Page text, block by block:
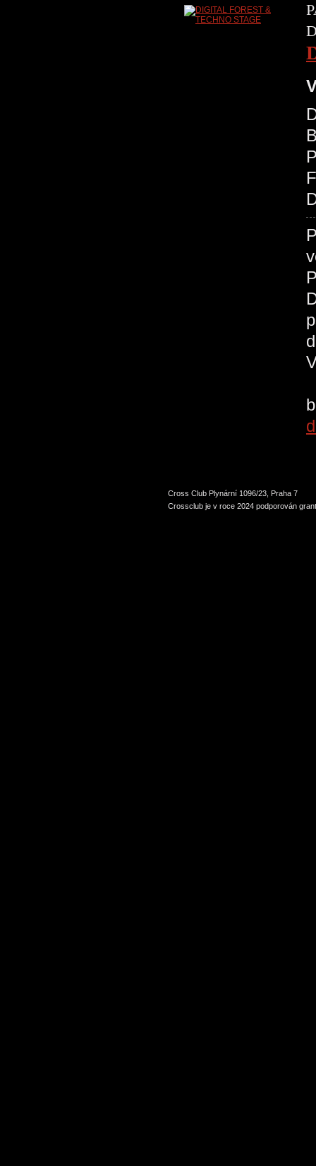
Cross Club Plynární 1096/23, Praha 7
Crossclub je v roce 2024 podporován